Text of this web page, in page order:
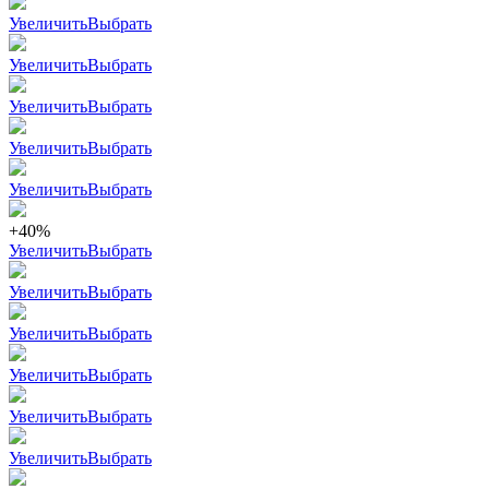
УвеличитьВыбрать
УвеличитьВыбрать
УвеличитьВыбрать
УвеличитьВыбрать
УвеличитьВыбрать
+40%
УвеличитьВыбрать
УвеличитьВыбрать
УвеличитьВыбрать
УвеличитьВыбрать
УвеличитьВыбрать
УвеличитьВыбрать